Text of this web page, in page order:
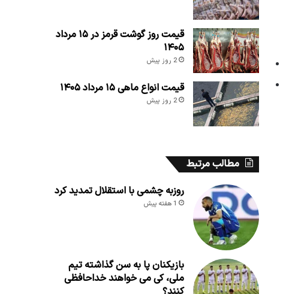
قیمت روز گوشت قرمز در ۱۵ مرداد
۱۴۰۵
2 روز پیش
قیمت انواع ماهی ۱۵ مرداد ۱۴۰۵
2 روز پیش
مطالب مرتبط
روزبه چشمی با استقلال تمدید کرد
1 هفته پیش
بازیکنان پا به سن گذاشته تیم
ملی، کی می خواهند خداحافظی